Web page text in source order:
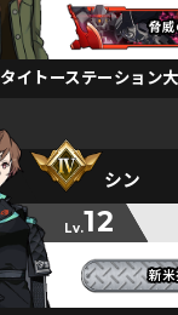
脅威
脅威
脅威
タイトーステーション
シン
Lv.12
新
新
新